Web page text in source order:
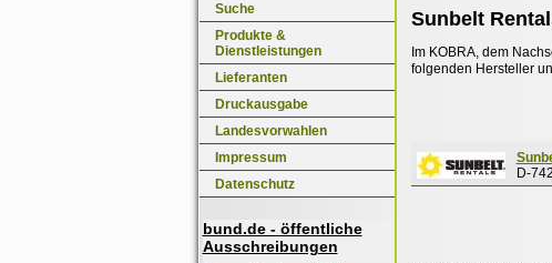
Suche
Produkte &
Dienstleistungen
Lieferanten
Druckausgabe
Landesvorwahlen
Impressum
Datenschutz
bund.de - öffentliche
Ausschreibungen
Sunbelt
Im KOBRA, dem
folgenden Hersteller
D-